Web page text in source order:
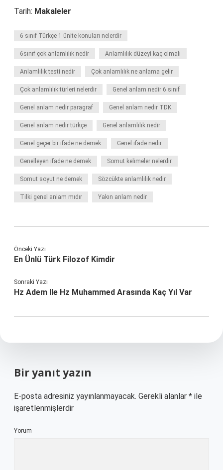
Tarih: Makaleler
6 sınıf Türkçe 1 ünite konuları nelerdir
6sınıf çok anlamlılık nedir Anlamlılık düzeyi kaç olmalı
Anlamlılık testi nedir Çok anlamlılık ne anlama gelir
Çok anlamlılık türleri nelerdir Genel anlam nedir 6 sınıf
Genel anlam nedir paragraf Genel anlam nedir TDK
Genel anlam nedir türkçe Genel anlamlılık nedir
Genel geçer bir ifade ne demek Genel ifade nedir
Genelleyen ifade ne demek Somut kelimeler nelerdir
Somut soyut ne demek Sözcükte anlamlılık nedir
Tilki genel anlam mıdır Yakın anlam nedir
Önceki Yazı
En Ünlü Türk Filozof Kimdir
Sonraki Yazı
Hz Adem Ile Hz Muhammed Arasında Kaç Yıl Var
Bir yanıt yazın
E-posta adresiniz yayınlanmayacak. Gerekli alanlar * ile
işaretlenmişlerdir
Yorum